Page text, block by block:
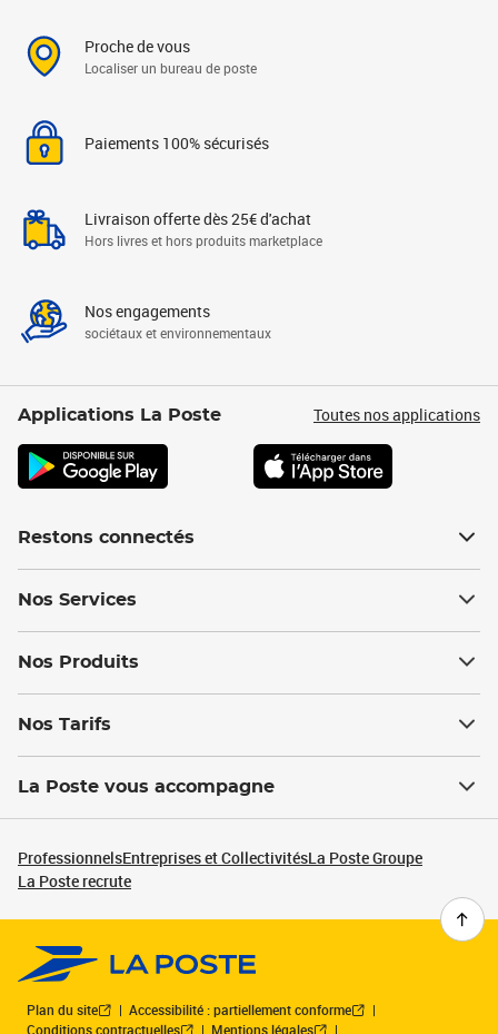
Proche de vous
Localiser un bureau de poste
Paiements 100% sécurisés
Livraison offerte dès 25€ d'achat
Hors livres et hors produits marketplace
Nos engagements
sociétaux et environnementaux
Applications La Poste Toutes nos applications
Restons connectés
Nos Services
Nos Produits
Nos Tarifs
La Poste vous accompagne
ProfessionnelsEntreprises et CollectivitésLa Poste Groupe
La Poste recrute
Plan du site
Accessibilité : partiellement conforme
Conditions contractuelles
Mentions légales